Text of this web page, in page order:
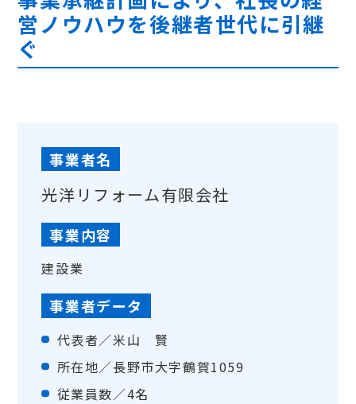
営ノウハウを後継者世代に引継
ぐ
事業者名
光洋リフォーム有限会社
事業内容
建設業
事業者データ
代表者／米山 賢
所在地／長野市大字鶴賀1059
従業員数／4名